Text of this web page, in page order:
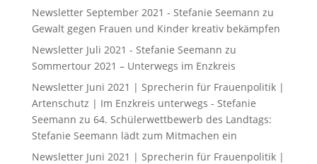
Newsletter September 2021 - Stefanie Seemann zu
Gewalt gegen Frauen und Kinder kreativ bekämpfen
Newsletter Juli 2021 - Stefanie Seemann zu
Sommertour 2021 – Unterwegs im Enzkreis
Newsletter Juni 2021 | Sprecherin für Frauenpolitik |
Artenschutz | Im Enzkreis unterwegs - Stefanie
Seemann zu 64. Schülerwettbewerb des Landtags:
Stefanie Seemann lädt zum Mitmachen ein
Newsletter Juni 2021 | Sprecherin für Frauenpolitik |